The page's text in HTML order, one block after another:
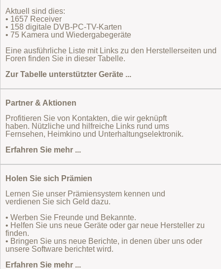
Aktuell sind dies:
• 1657 Receiver
• 158 digitale DVB-PC-TV-Karten
• 75 Kamera und Wiedergabegeräte
Eine ausführliche Liste mit Links zu den Herstellerseiten und
Foren finden Sie in dieser Tabelle.
Zur Tabelle unterstützter Geräte ...
Partner & Aktionen
Profitieren Sie von Kontakten, die wir geknüpft
haben. Nützliche und hilfreiche Links rund ums
Fernsehen, Heimkino und Unterhaltungselektronik.
Erfahren Sie mehr ...
Holen Sie sich Prämien
Lernen Sie unser Prämiensystem kennen und
verdienen Sie sich Geld dazu.
• Werben Sie Freunde und Bekannte.
• Helfen Sie uns neue Geräte oder gar neue Hersteller zu
finden.
• Bringen Sie uns neue Berichte, in denen über uns oder
unsere Software berichtet wird.
Erfahren Sie mehr ...